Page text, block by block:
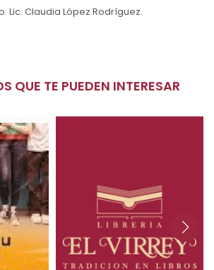
Lic. Claudia López Rodríguez.
QUE TE PUEDEN INTERESAR